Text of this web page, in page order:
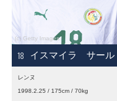
18 イスマイラ サール
レンヌ
1998.2.25 / 175cm / 70kg